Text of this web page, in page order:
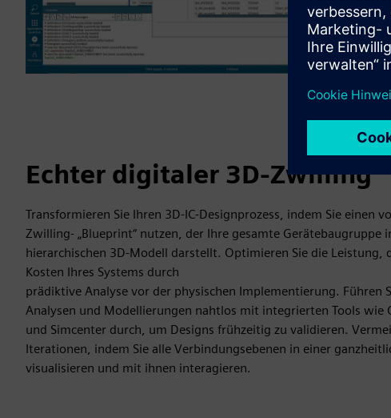
Echter digitaler 3D-Zwilling
Transformieren Sie Ihren 3D-IC-Designprozess, indem Sie einen
Zwilling- „Blueprint“ nutzen, der Ihre gesamte Gerätebaugruppe
hierarchischen 3D-Modell darstellt. Optimieren Sie die Leistung,
Kosten Ihres Systems durch
prädiktive Analyse vor der physischen Implementierung. Führen
Analysen und Modellierungen nahtlos mit integrierten Tools wie
und Simcenter durch, um Designs frühzeitig zu validieren.
Iterationen, indem Sie alle Verbindungsebenen in einer
visualisieren und mit ihnen interagieren.